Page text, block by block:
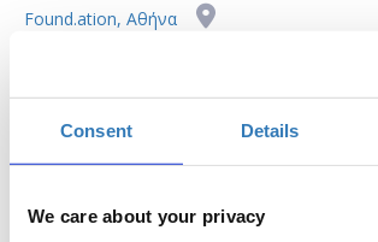
Consent Details
We care about your privacy
Found.ation, Αθήνα
Συμμετοχή Η περίοδος εγγραφών